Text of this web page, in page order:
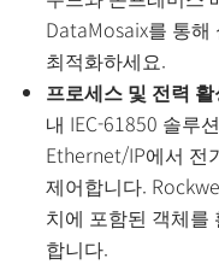
DataMosaix를 통해
최적화하세요.
프로세스 및 전력
내 IEC-61850 솔루
Ethernet/IP에서 전
제어합니다.
치에 포함된 객체를
합니다.